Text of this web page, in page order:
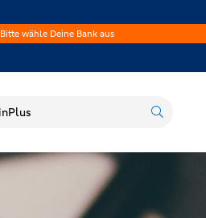
Bitte wähle Deine Bank aus